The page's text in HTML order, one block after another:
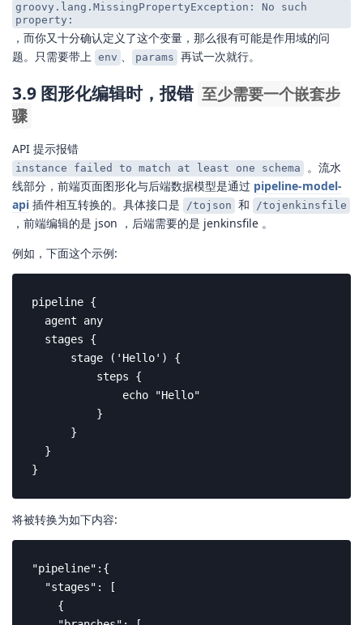
groovy.lang.MissingPropertyException: No such
property:
，而你又十分确认定义了这个变量，那么很有可能是作用域的问
题。只需要带上 env 、 params 再试一次就行。
3.9 图形化编辑时，报错 至少需要一个嵌套步
骤
API 提示报错
instance failed to match at least one schema
。流水
线部分，前端页面图形化与后端数据模型是通过 pipeline-model-
api 插件相互转换的。具体接口是 /tojson 和 /tojenkinsfile
，前端编辑的是 json ，后端需要的是 jenkinsfile 。
例如，下面这个示例:
pipeline {
  agent any
  stages {
      stage ('Hello') {
          steps {
              echo "Hello"
          }
      }
  }
}
将被转换为如下内容:
"pipeline":{
  "stages": [
    {